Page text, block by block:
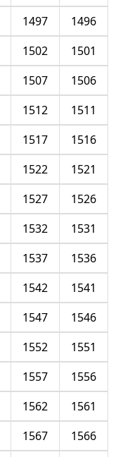
1496
1497
1501
1502
1506
1507
1511
1512
1516
1517
1521
1522
1526
1527
1531
1532
1536
1537
1541
1542
1546
1547
1551
1552
1556
1557
1561
1562
1566
1567